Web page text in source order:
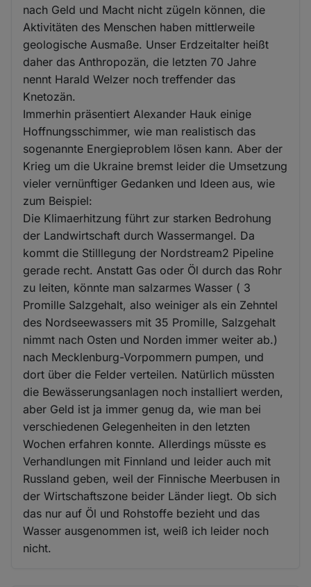
nach Geld und Macht nicht zügeln können, die
Aktivitäten des Menschen haben mittlerweile
geologische Ausmaße. Unser Erdzeitalter heißt
daher das Anthropozän, die letzten 70 Jahre
nennt Harald Welzer noch treffender das
Knetozän.
Immerhin präsentiert Alexander Hauk einige
Hoffnungsschimmer, wie man realistisch das
sogenannte Energieproblem lösen kann. Aber der
Krieg um die Ukraine bremst leider die Umsetzung
vieler vernünftiger Gedanken und Ideen aus, wie
zum Beispiel:
Die Klimaerhitzung führt zur starken Bedrohung
der Landwirtschaft durch Wassermangel. Da
kommt die Stilllegung der Nordstream2 Pipeline
gerade recht. Anstatt Gas oder Öl durch das Rohr
zu leiten, könnte man salzarmes Wasser ( 3
Promille Salzgehalt, also weiniger als ein Zehntel
des Nordseewassers mit 35 Promille, Salzgehalt
nimmt nach Osten und Norden immer weiter ab.)
nach Mecklenburg-Vorpommern pumpen, und
dort über die Felder verteilen. Natürlich müssten
die Bewässerungsanlagen noch installiert werden,
aber Geld ist ja immer genug da, wie man bei
verschiedenen Gelegenheiten in den letzten
Wochen erfahren konnte. Allerdings müsste es
Verhandlungen mit Finnland und leider auch mit
Russland geben, weil der Finnische Meerbusen in
der Wirtschaftszone beider Länder liegt. Ob sich
das nur auf Öl und Rohstoffe bezieht und das
Wasser ausgenommen ist, weiß ich leider noch
nicht.